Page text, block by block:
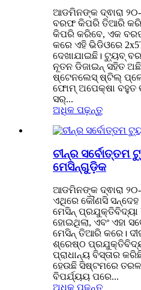
ଆଡମିନଙ୍କ ଦ୍ଵାରା
ବରଫ କିପରି ତିଆରି
କିପରି କରିବେ, ଏକ
କରେ ଏହି ଭିଡିଓରେ
ଦେଖାଯାଇଛି। ଟ୍ୟୁବ୍
ନୂତନ ଡିଜାଇନ୍ ସହିତ
ଷ୍ଟେନଲେସ୍ ଷ୍ଟିଲ୍
ଫୋମ୍ ଅପେକ୍ଷା ବହୁତ
ସର୍...
ଅଧିକ ପଢ଼ନ୍ତୁ
ଚୀନ୍‌ର ସର୍ବୋତ୍ତମ
ମେସିନ୍‌ଗୁଡ଼ିକ
ଆଡମିନଙ୍କ ଦ୍ଵାରା
ଏଥିରେ କୌଣସି
ମେସିନ୍ ପ୍ରଯୁକ୍ତିବିଦ୍ୟା
ହୋଇଥିଲା, ଏବଂ ଏହା
ମେସିନ୍ ତିଆରି କରେ।
ଶ୍ରେଷ୍ଠ
ପ୍ରାଧାନ୍ୟ ବିସ୍ତାର
ହେଉଛି ସିଷ୍ଟମରେ
ବିପର୍ଯ୍ୟୟ ପରେ...
ଅଧିକ ପଢ଼ନ୍ତୁ